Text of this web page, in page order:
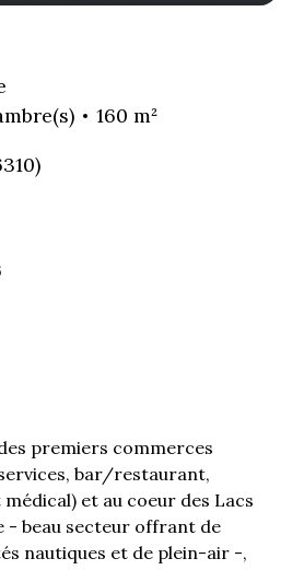
160 m²
premiers commerces
bar/restaurant,
et au coeur des Lacs
- beau secteur offrant de
nautiques et de plein-air -,